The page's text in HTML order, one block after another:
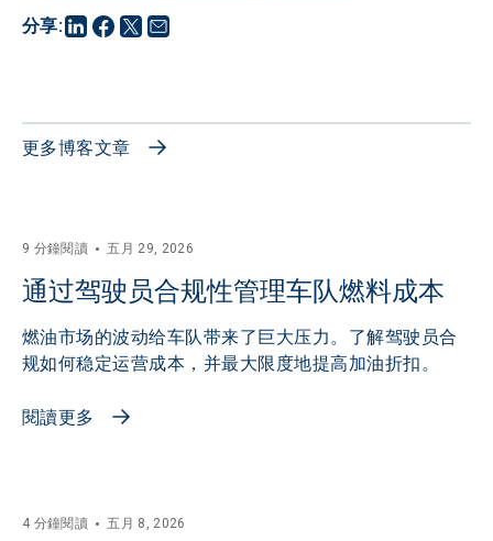
分享:
更多博客文章
9 分鐘閱讀 五月 29, 2026
通过驾驶员合规性管理车队燃料成本
燃油市场的波动给车队带来了巨大压力。了解驾驶员合
规如何稳定运营成本，并最大限度地提高加油折扣。
閱讀更多
4 分鐘閱讀 五月 8, 2026